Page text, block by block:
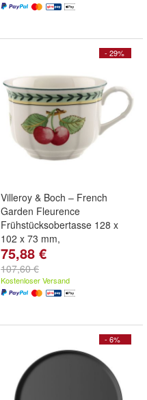
- 29%
Villeroy & Boch – French
Garden Fleurence
Frühstücksobertasse 128 x
102 x 73 mm,
75,88 €
107,60 €
Kostenloser Versand
- 6%